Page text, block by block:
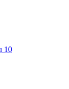
10